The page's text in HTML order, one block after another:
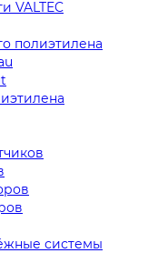
VALTEC
полиэтилена
системы